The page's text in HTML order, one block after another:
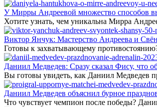
У Мирры Андреевой множество способов
Хотите узнать, чем уникальна Мирра
Виктор Янчук: Мастерство Андреева и
Готовы к захватывающему
Даниил Медведев: Сразу сказал Фису, что
Вы готовы увидеть, как Даниил Медведев
Даниил Медведев объяснил бурное
Что чувствует чемпион после победы?